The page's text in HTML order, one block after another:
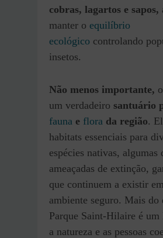
cobras, lagartos e sapos,
manter o equilíbrio
ecológico controlando
insetos.
Não menos importante,
um verdadeiro santuário
fauna e flora da região.
habitats essenciais para
espécies nativas, algumas
ameaçadas de extinção,
que continuem a existir
ambiente seguro. Mais do
Parque Saint-Hilaire é um
a natureza e as pessoas